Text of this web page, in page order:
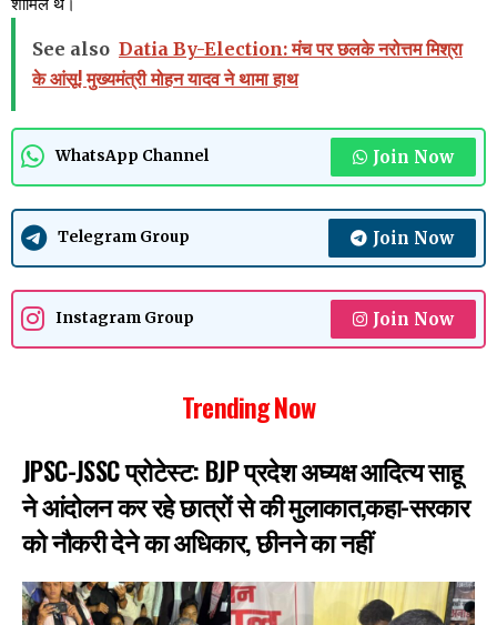
See also Datia By-Election: मंच पर छलके नरोत्तम मिश्रा
के आंसू! मुख्यमंत्री मोहन यादव ने थामा हाथ
WhatsApp Channel Join Now
Telegram Group Join Now
Instagram Group Join Now
Trending Now
JPSC-JSSC प्रोटेस्ट: BJP प्रदेश अघ्यक्ष आदित्य साहू
ने आंदोलन कर रहे छात्रों से की मुलाकात,कहा-सरकार
को नौकरी देने का अधिकार, छीनने का नहीं